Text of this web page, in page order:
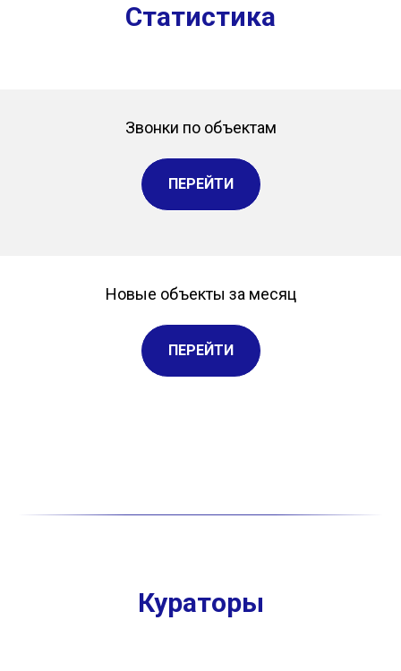
Статистика
Звонки по объектам
ПЕРЕЙТИ
Новые объекты за месяц
ПЕРЕЙТИ
Кураторы